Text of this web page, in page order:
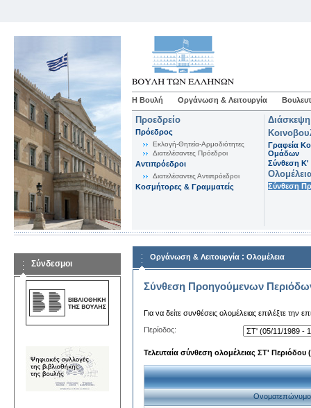
Η Βουλή Οργάνωση & Λειτουργία
Προεδρείο
Πρόεδρος
Εκλογή-Θητεία-Αρμοδιότητες
Διατελέσαντες Πρόεδροι
Αντιπρόεδροι
Διατελέσαντες Αντιπρόεδροι
Κοσμήτορες & Γραμματείς
Γραφεία
Ομάδων
Σύνθεση K'
Σύνθεση
Σύνδεσμοι
Οργάνωση & Λειτουργία : Ολομέλεια
Σύνθεση Προηγούμενων
Για να δείτε συνθέσεις ολομέλειας επιλέξτε την
Περίοδος:
Τελευταία σύνθεση ολομέλειας ΣΤ' Περιόδου
Ονοματεπώνυμο